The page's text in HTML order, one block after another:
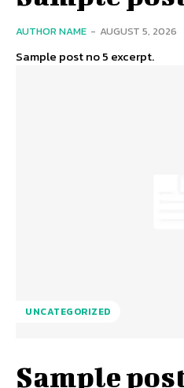
AUTHOR NAME - AUGUST 5, 2026
Sample post no 5 excerpt.
UNCATEGORIZED
Sample